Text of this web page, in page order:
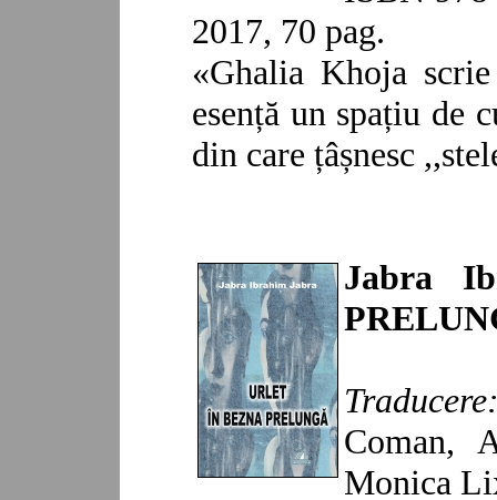
2017, 70 pag.
«Ghalia Khoja
esență un spațiu de
din care țâșnesc
Jabra
Coman,
Monica